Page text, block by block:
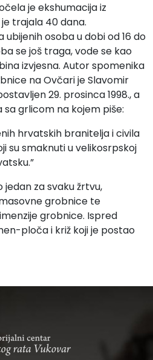
je ekshumacija iz
trajala 40 dana.
ubijenih osoba u dobi od 16 do
se još traga, vode se kao
izvjesna. Autor spomenika
na Ovčari je Slavomir
29. prosinca 1998., a
sa grlicom na kojem piše:
hrvatskih branitelja i civila
su smaknuti u velikosrpskoj
za svaku žrtvu,
grobnice te
grobnice. Ispred
ploča i križ koji je postao